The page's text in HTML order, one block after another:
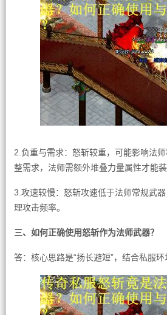
2.负重与需求：怒斩较重，可能影响法
整需求，法师需额外堆叠力量属性才能装
3.攻速较慢：怒斩攻速低于法师常规武
理攻击频率。
三、如何正确使用怒斩作为法师武器？
答：核心思路是“扬长避短”，结合私服环